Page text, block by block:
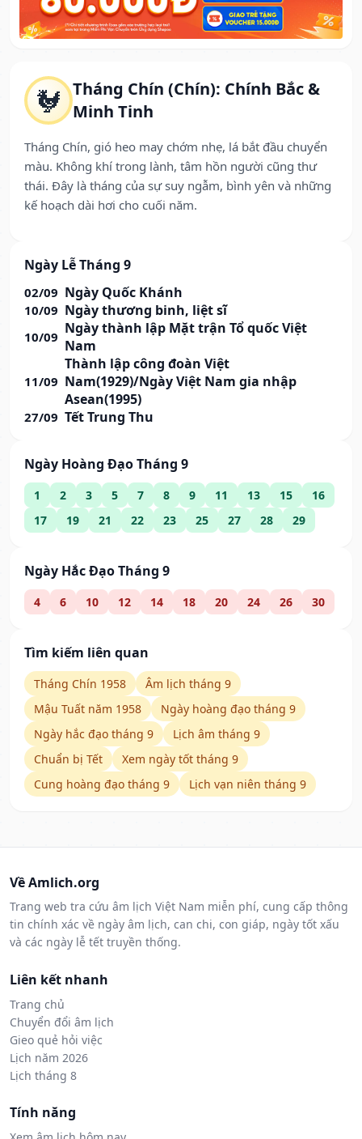
🐓 Tháng Chín (Chín): Chính Bắc &
Minh Tinh
Tháng Chín, gió heo may chớm nhẹ, lá bắt đầu chuyển
màu. Không khí trong lành, tâm hồn người cũng thư
thái. Đây là tháng của sự suy ngẫm, bình yên và những
kế hoạch dài hơi cho cuối năm.
Ngày Lễ Tháng 9
02/09 Ngày Quốc Khánh
10/09 Ngày thương binh, liệt sĩ
10/09 Ngày thành lập Mặt trận Tổ quốc Việt
Nam
11/09
Thành lập công đoàn Việt
Nam(1929)/Ngày Việt Nam gia nhập
Asean(1995)
27/09 Tết Trung Thu
Ngày Hoàng Đạo Tháng 9
1 2 3 5 7 8 9 11 13 15
16
17
19 21 22 23 25 27 28 29
Ngày Hắc Đạo Tháng 9
4 6 10 12 14 18 20 24 26 30
Tìm kiếm liên quan
Tháng Chín 1958
Âm lịch tháng 9
Mậu Tuất năm 1958
Ngày hoàng đạo tháng 9
Ngày hắc đạo tháng 9
Lịch âm tháng 9
Chuẩn bị Tết
Xem ngày tốt tháng 9
Cung hoàng đạo tháng 9
Lịch vạn niên tháng 9
Về Amlich.org
Trang web tra cứu âm lịch Việt Nam miễn phí, cung cấp thông
tin chính xác về ngày âm lịch, can chi, con giáp, ngày tốt xấu
và các ngày lễ tết truyền thống.
Liên kết nhanh
Trang chủ
Chuyển đổi âm lịch
Gieo quẻ hỏi việc
Lịch năm 2026
Lịch tháng 8
Tính năng